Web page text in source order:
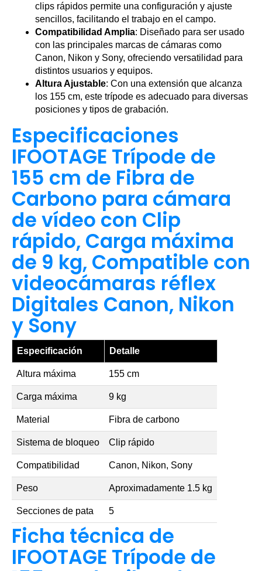
clips rápidos permite una configuración y ajuste
sencillos, facilitando el trabajo en el campo.
Compatibilidad Amplia: Diseñado para ser usado
con las principales marcas de cámaras como
Canon, Nikon y Sony, ofreciendo versatilidad para
distintos usuarios y equipos.
Altura Ajustable: Con una extensión que alcanza
los 155 cm, este trípode es adecuado para diversas
posiciones y tipos de grabación.
Especificaciones
IFOOTAGE Trípode de
155 cm de Fibra de
Carbono para cámara
de vídeo con Clip
rápido, Carga máxima
de 9 kg, Compatible con
videocámaras réflex
Digitales Canon, Nikon
y Sony
Especificación Detalle
Altura máxima 155 cm
Carga máxima 9 kg
Material Fibra de carbono
Sistema de bloqueo Clip rápido
Compatibilidad Canon, Nikon, Sony
Peso Aproximadamente 1.5 kg
Secciones de pata 5
Ficha técnica de
IFOOTAGE Trípode de